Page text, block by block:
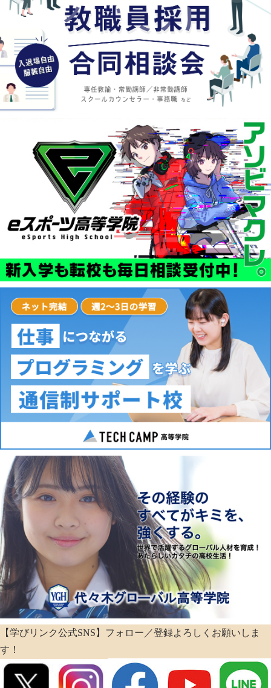
【学びリンク公式SNS】フォロー／登録よろしくお願いしま
す！